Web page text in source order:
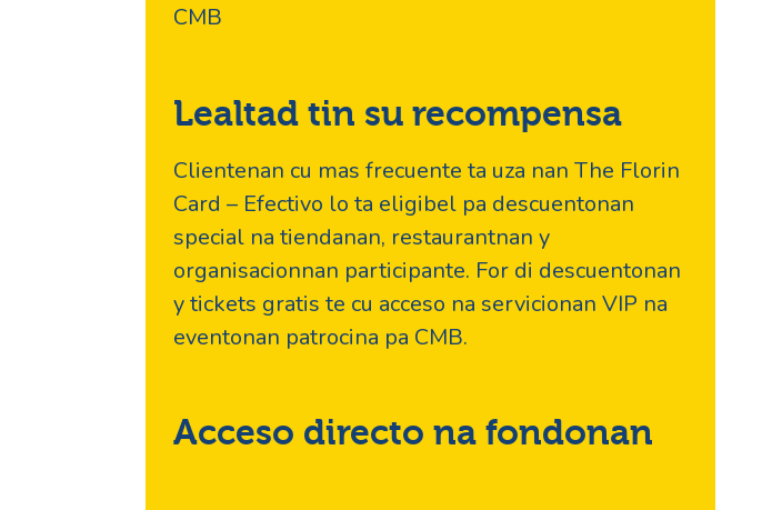
CMB
Lealtad tin su recompensa
Clientenan cu mas frecuente ta uza nan The Florin
Card – Efectivo lo ta eligibel pa descuentonan
special na tiendanan, restaurantnan y
organisacionnan participante. For di descuentonan
y tickets gratis te cu acceso na servicionan VIP na
eventonan patrocina pa CMB.
Acceso directo na fondonan